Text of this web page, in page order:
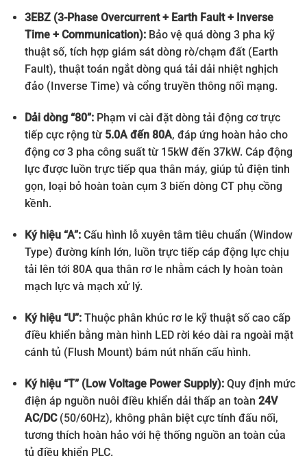
3EBZ (3-Phase Overcurrent + Earth Fault + Inverse
Time + Communication):Bảo vệ quá dòng 3 pha kỹ
thuật số, tích hợp giám sát dòng rò/chạm đất (Earth
Fault), thuật toán ngắt dòng quá tải dải nhiệt nghịch
đảo (Inverse Time) và cổng truyền thông nối mạng.
Dải dòng “80”:Phạm vi cài đặt dòng tải động cơ trực
tiếp cực rộng từ 5.0A đến 80A, đáp ứng hoàn hảo cho
động cơ 3 pha công suất từ 15kW đến 37kW. Cáp động
lực được luồn trực tiếp qua thân máy, giúp tủ điện tinh
gọn, loại bỏ hoàn toàn cụm 3 biến dòng CT phụ cồng
kềnh.
Ký hiệu “A”:Cấu hình lỗ xuyên tâm tiêu chuẩn (Window
Type) đường kính lớn, luồn trực tiếp cáp động lực chịu
tải lên tới 80A qua thân rơ le nhằm cách ly hoàn toàn
mạch lực và mạch xử lý.
Ký hiệu “U”:Thuộc phân khúc rơ le kỹ thuật số cao cấp
điều khiển bằng màn hình LED rời kéo dài ra ngoài mặt
cánh tủ (Flush Mount) bám nút nhấn cấu hình.
Ký hiệu “T” (Low Voltage Power Supply):Quy định mức
điện áp nguồn nuôi điều khiển dải thấp an toàn 24V
AC/DC(50/60Hz), không phân biệt cực tính đấu nối,
tương thích hoàn hảo với hệ thống nguồn an toàn của
tủ điều khiển PLC.